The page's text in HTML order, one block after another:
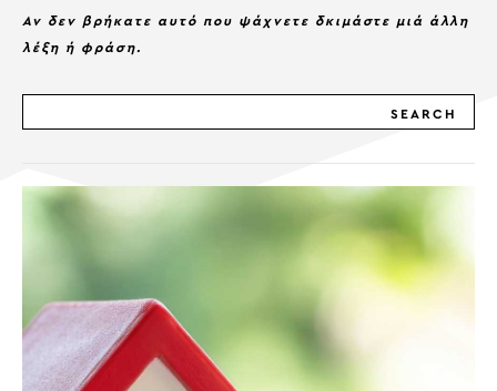
Αν δεν βρήκατε αυτό που ψάχνετε δκιμάστε μιά άλλη
λέξη ή φράση.
SEARCH